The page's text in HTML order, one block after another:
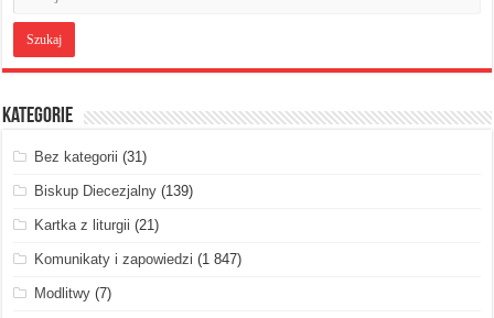
Kategorie
Bez kategorii (31)
Biskup Diecezjalny (139)
Kartka z liturgii (21)
Komunikaty i zapowiedzi (1 847)
Modlitwy (7)